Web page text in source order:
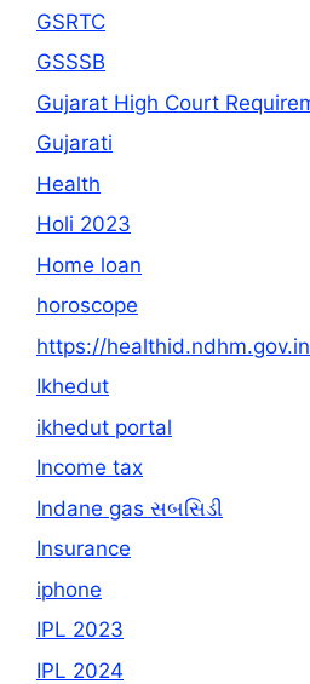
GSRTC
GSSSB
Gujarat High Court
Gujarati
Health
Holi 2023
Home loan
horoscope
https://
Ikhedut
ikhedut portal
Income tax
Indane gas સબસિડી
Insurance
iphone
IPL 2023
IPL 2024